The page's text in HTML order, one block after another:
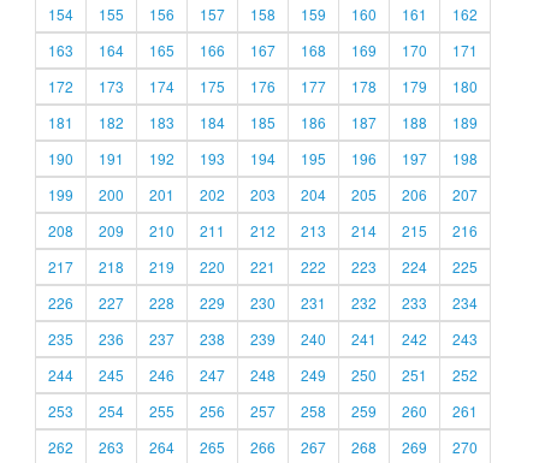
154
155 156 157 158 159 160 161
162
163
164 165 166 167 168 169 170
171
172
173 174 175 176 177 178 179
180
181
182 183 184 185 186 187 188
189
190
191 192 193 194 195 196 197
198
199
200 201 202 203 204 205 206
207
208
209 210 211 212 213 214 215
216
217
218 219 220 221 222 223 224
225
226
227 228 229 230 231 232 233
234
235
236 237 238 239 240 241 242
243
244
245 246 247 248 249 250 251
252
253
254 255 256 257 258 259 260
261
262
263 264 265 266 267 268 269 270